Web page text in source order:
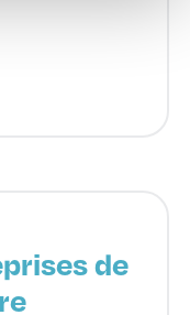
de